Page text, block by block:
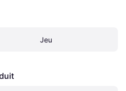
Jeu